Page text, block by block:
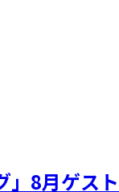
8月ゲスト